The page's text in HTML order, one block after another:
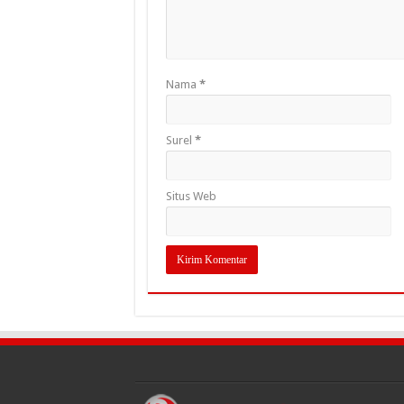
Nama *
Surel *
Situs Web